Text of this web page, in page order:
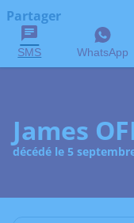
Partager
SMS WhatsApp
James
décédé le 5